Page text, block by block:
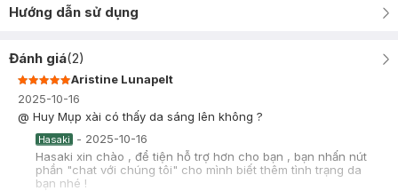
Hướng dẫn sử dụng
Đánh giá(2)
Aristine Lunapelt
2025-10-16
@ Huy Mụp xài có thấy da sáng lên không ?
Hasaki - 2025-10-16
Hasaki xin chào , để tiện hỗ trợ hơn cho bạn , bạn nhấn nút
phần "chat với chúng tôi" cho mình biết thêm tình trạng da
bạn nhé !